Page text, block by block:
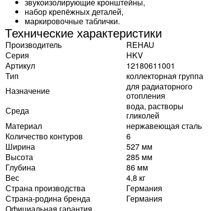
звукоизолирующие кронштейны,
набор крепёжных деталей,
маркировочные таблички.
Технические характеристики
Производитель
REHAU
Серия
HKV
Артикул
12180611001
Тип
коллекторная группа
Назначение
для радиаторного
отопления
Среда
вода, растворы
гликолей
Материал
нержавеющая сталь
Количество контуров
6
Ширина
527 мм
Высота
285 мм
Глубина
86 мм
Вес
4,8 кг
Страна производства
Германия
Страна-родина бренда
Германия